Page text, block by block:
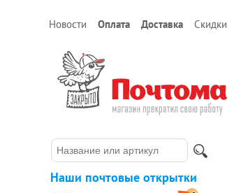
Новости Оплата Доставка Скидки
Наши почтовые открытки